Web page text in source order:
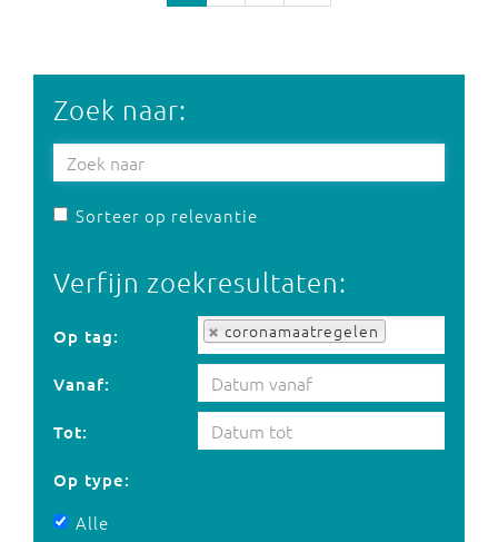
Zoek naar:
Sorteer op relevantie
Verfijn zoekresultaten:
Op tag: coronamaatregelen
Op tag:
Vanaf:
Tot:
Op type:
Alle